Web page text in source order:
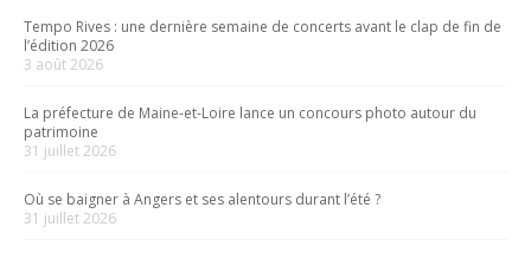
Tempo Rives : une dernière semaine de concerts avant le clap de fin de
l’édition 2026
3 août 2026
La préfecture de Maine-et-Loire lance un concours photo autour du
patrimoine
31 juillet 2026
Où se baigner à Angers et ses alentours durant l’été ?
31 juillet 2026